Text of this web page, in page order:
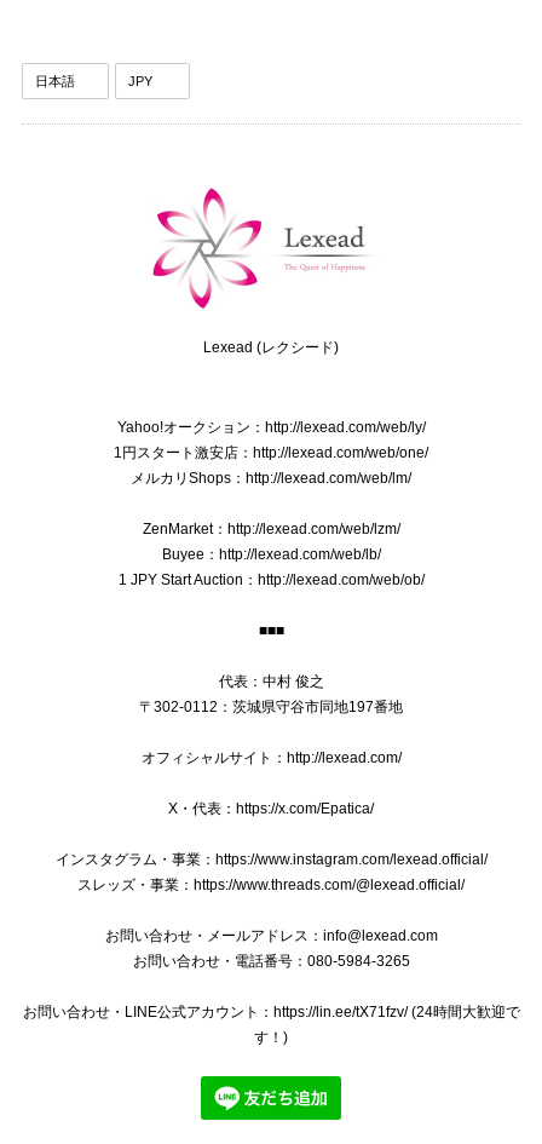
2025/08/28
2025/08/21
2025/01/09
て購入できます。 欲しい商品と出会えた際はまたよろしくお
いつもご購入いただきましてありがとうござい
ます。 バッグを気に入っていただけましてとて
も嬉しく存じます。 バッグのメンテナンスの方
法など、ご質問やご相談などがございました
ら、いつでもお気軽にメッセージをお寄せくだ
Lexead (レクシード)
Yahoo!オークション：http://lexead.com/web/ly/
1円スタート激安店：http://lexead.com/web/one/
メルカリShops：http://lexead.com/web/lm/
ZenMarket：http://lexead.com/web/lzm/
Buyee：http://lexead.com/web/lb/
1 JPY Start Auction：http://lexead.com/web/ob/
■■■
代表：中村 俊之
〒302-0112：茨城県守谷市同地197番地
オフィシャルサイト：http://lexead.com/
X・代表：https://x.com/Epatica/
インスタグラム・事業：https://www.instagram.com/lexead.official/
スレッズ・事業：https://www.threads.com/@lexead.official/
お問い合わせ・メールアドレス： info@lexead.com
お問い合わせ・電話番号：080-5984-3265
お問い合わせ・LINE公式アカウント：https://lin.ee/tX71fzv/ (24時間大歓迎で
す！)